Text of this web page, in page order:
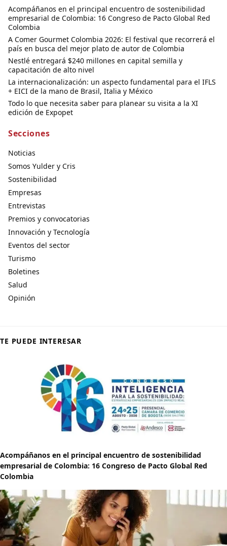
Acompáñanos en el principal encuentro de sostenibilidad
empresarial de Colombia: 16 Congreso de Pacto Global Red
Colombia
A Comer Gourmet Colombia 2026: El festival que recorrerá el
país en busca del mejor plato de autor de Colombia
Nestlé entregará $240 millones en capital semilla y
capacitación de alto nivel
La internacionalización: un aspecto fundamental para el IFLS
+ EICI de la mano de Brasil, Italia y México
Todo lo que necesita saber para planear su visita a la XI
edición de Expopet
Secciones
Noticias
Somos Yulder y Cris
Sostenibilidad
Empresas
Entrevistas
Premios y convocatorias
Innovación y Tecnología
Eventos del sector
Turismo
Boletines
Salud
Opinión
TE PUEDE INTERESAR
Acompáñanos en el principal encuentro de sostenibilidad
empresarial de Colombia: 16 Congreso de Pacto Global Red
Colombia